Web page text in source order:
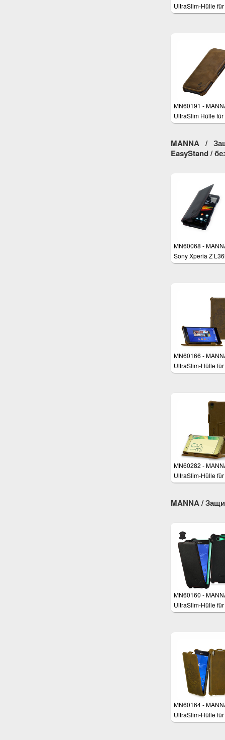
UltraSlim-Hülle
Xperia Z3, Z3+
MN60191 -
UltraSlim Hülle für
One M9
MANNA /
EasyStand /
MN60068 -
Sony Xperia Z
Schutzhülle
MN60166 -
UltraSlim-Hülle
Xperia Z3, Z3+
MN60282 -
UltraSlim-Hülle
Xperia XA
MANNA /
MN60160 -
UltraSlim-Hülle
Xperia Z3
MN60164 -
UltraSlim-Hülle
Xperia Z3, Z3+